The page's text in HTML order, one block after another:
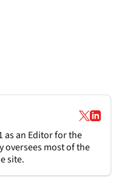
as an Editor for the
oversees most of the
site.